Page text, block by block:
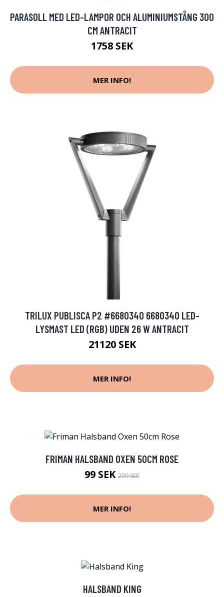
PARASOLL MED LED-LAMPOR OCH ALUMINIUMSTÅNG 300
CM ANTRACIT
1758 SEK
MER INFO!
TRILUX PUBLISCA P2 #6680340 6680340 LED-
LYSMAST LED (RGB) UDEN 26 W ANTRACIT
21120 SEK
MER INFO!
FRIMAN HALSBAND OXEN 50CM ROSE
99 SEK 299 SEK
MER INFO!
HALSBAND KING